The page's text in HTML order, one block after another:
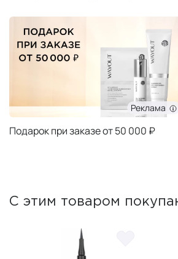
Реклама
Подарок при заказе от 50 000 ₽
С этим товаром